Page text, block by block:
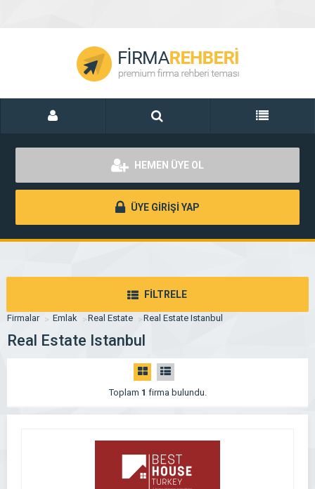
HEMEN ÜYE OL
ÜYE GİRİŞİ YAP
FİLTRELE
Firmalar Emlak Real Estate Real Estate Istanbul
Real Estate Istanbul
Toplam 1 firma bulundu.